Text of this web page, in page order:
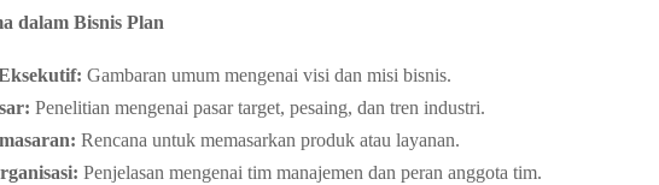
dalam Bisnis Plan
Gambaran umum mengenai visi dan misi bisnis.
Penelitian mengenai pasar target, pesaing, dan tren industri.
Rencana untuk memasarkan produk atau layanan.
Penjelasan mengenai tim manajemen dan peran anggota tim.